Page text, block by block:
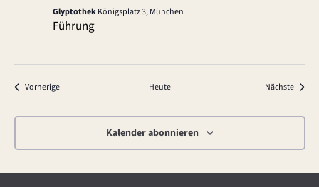
GlyptothekKönigsplatz 3, München
Führung
VorherigeVeranstaltungen Heute Nächste
Kalender abonnieren